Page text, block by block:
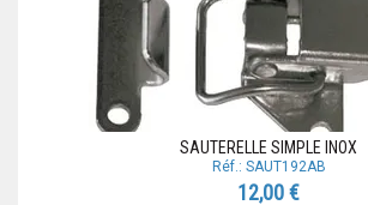
SAUTERELLE SIMPLE INOX
Réf.: SAUT192AB
12,00 €